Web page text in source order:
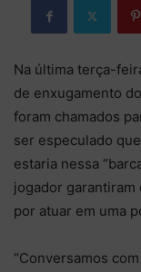
Na última terça-
de enxugamento
foram chamados
ser especulado
estaria nessa
jogador
por atuar em uma
“Conversamos